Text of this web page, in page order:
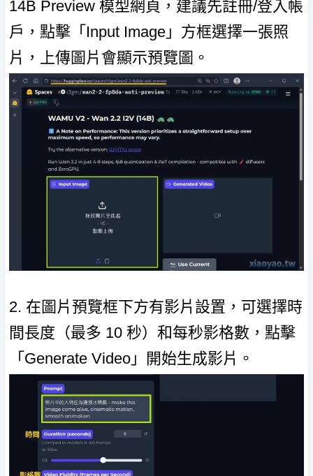
14B Preview 模型網頁，建議先註冊/登入帳
戶，點擊「Input Image」方框選擇一張照
片，上傳圖片會顯示預覽圖。
2. 在圖片預覽框下方有影片設置，可選擇時
間長度（最多 10 秒）和每秒影格數，點擊
「Generate Video」開始生成影片。